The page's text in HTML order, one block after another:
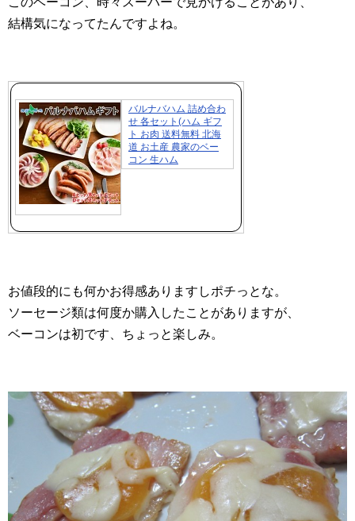
結構気になってたんですよね。
バルナバハム 詰め合わ
せ 各セット(ハム ギフ
ト お肉 送料無料 北海
道 お土産 農家のベー
コン 生ハム
お値段的にも何かお得感ありますしポチっとな。
ソーセージ類は何度か購入したことがありますが、
ベーコンは初です、ちょっと楽しみ。